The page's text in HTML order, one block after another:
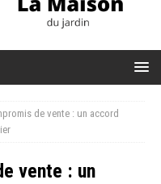
de vente : un accord
vente : un